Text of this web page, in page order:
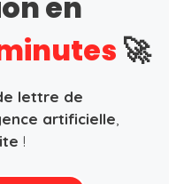
🚀
lettre de
artificielle
!